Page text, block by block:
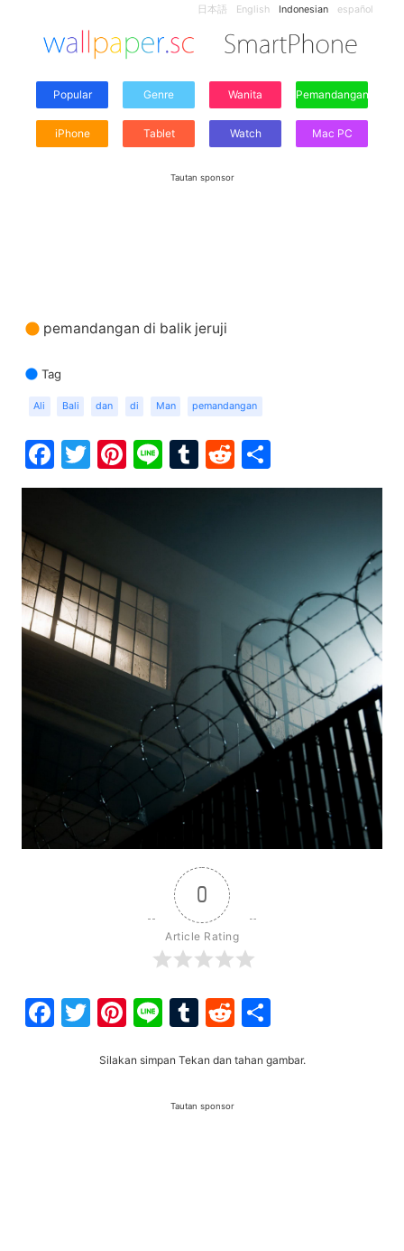
日本語 English Indonesian español
Popular Genre Wanita Pemandangan
iPhone Tablet Watch Mac PC
Tautan sponsor
pemandangan di balik jeruji
Tag
Ali Bali dan di Man pemandangan
Facebook
Twitter
Pinterest
LineTumblr
Reddit
0
Article Rating
Facebook
Twitter
Pinterest
LineTumblr
Reddit
Silakan simpan Tekan dan tahan gambar.
Tautan sponsor